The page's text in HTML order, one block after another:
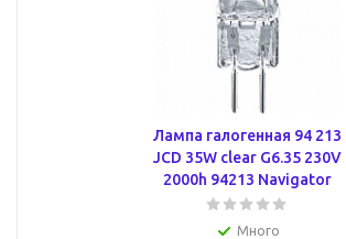
Лампа галогенная 94 213
JCD 35W clear G6.35 230V
2000h 94213 Navigator
Много